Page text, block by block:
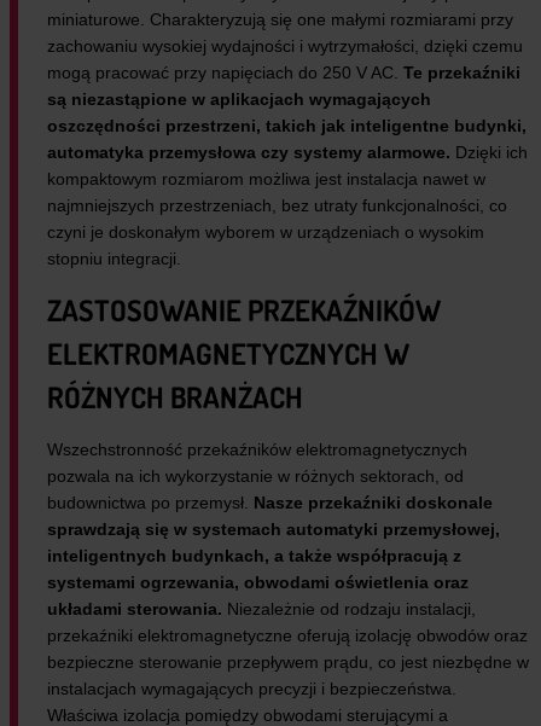
miniaturowe. Charakteryzują się one małymi rozmiarami przy
zachowaniu wysokiej wydajności i wytrzymałości, dzięki czemu
mogą pracować przy napięciach do 250 V AC. Te przekaźniki
są niezastąpione w aplikacjach wymagających
oszczędności przestrzeni, takich jak inteligentne budynki,
automatyka przemysłowa czy systemy alarmowe. Dzięki ich
kompaktowym rozmiarom możliwa jest instalacja nawet w
najmniejszych przestrzeniach, bez utraty funkcjonalności, co
czyni je doskonałym wyborem w urządzeniach o wysokim
stopniu integracji.
ZASTOSOWANIE PRZEKAŹNIKÓW
ELEKTROMAGNETYCZNYCH W
RÓŻNYCH BRANŻACH
Wszechstronność przekaźników elektromagnetycznych
pozwala na ich wykorzystanie w różnych sektorach, od
budownictwa po przemysł. Nasze przekaźniki doskonale
sprawdzają się w systemach automatyki przemysłowej,
inteligentnych budynkach, a także współpracują z
systemami ogrzewania, obwodami oświetlenia oraz
układami sterowania. Niezależnie od rodzaju instalacji,
przekaźniki elektromagnetyczne oferują izolację obwodów oraz
bezpieczne sterowanie przepływem prądu, co jest niezbędne w
instalacjach wymagających precyzji i bezpieczeństwa.
Właściwa izolacja pomiędzy obwodami sterującymi a